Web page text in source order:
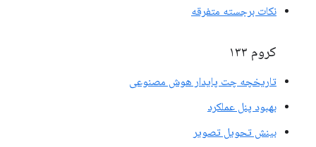
نکات برجسته متفرقه
کروم ۱۳۳
تاریخچه چت پایدار هوش مصنوعی
بهبود پنل عملکرد
بینش تحویل تصویر